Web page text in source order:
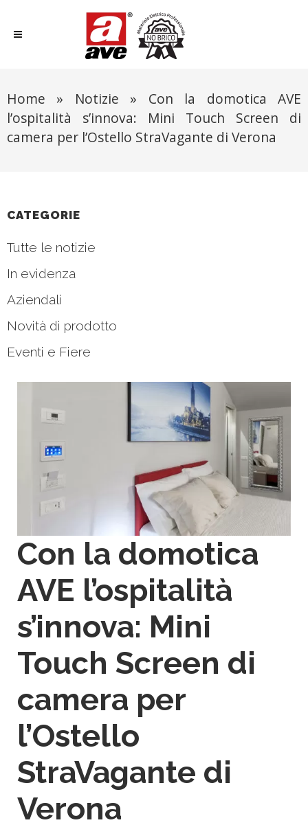
Home » Notizie » Con la domotica AVE
l’ospitalità s’innova: Mini Touch Screen di
camera per l’Ostello StraVagante di Verona
CATEGORIE
Tutte le notizie
In evidenza
Aziendali
Novità di prodotto
Eventi e Fiere
Con la domotica
AVE l’ospitalità
s’innova: Mini
Touch Screen di
camera per
l’Ostello
StraVagante di
Verona